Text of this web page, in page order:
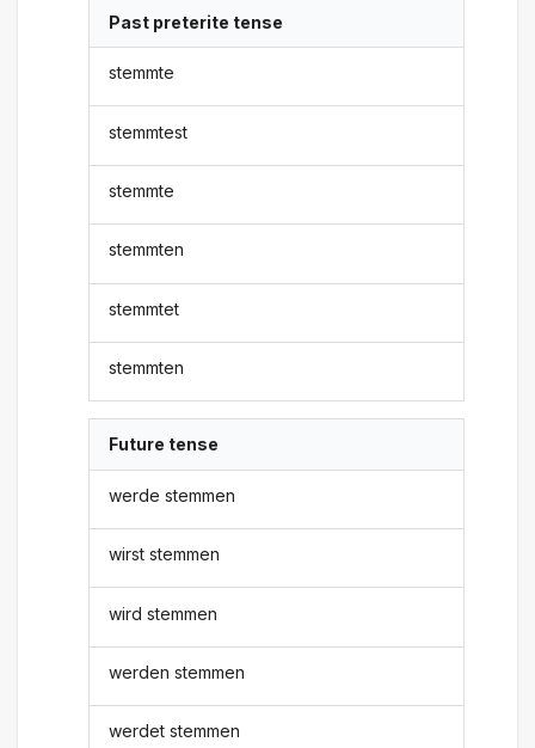
Past preterite tense
stemmte
stemmtest
stemmte
stemmten
stemmtet
stemmten
Future tense
werde stemmen
wirst stemmen
wird stemmen
werden stemmen
werdet stemmen